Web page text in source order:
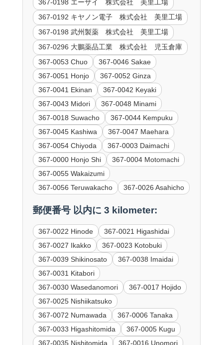
367-0198 エーザイ 株式会社 美里工場
367-0192 キヤノン電子 株式会社 美里工場
367-0198 武州製薬 株式会社 美里工場
367-0296 大鵬薬品工業 株式会社 児玉倉庫
367-0053 Chuo
367-0046 Sakae
367-0051 Honjo
367-0052 Ginza
367-0041 Ekinan
367-0042 Keyaki
367-0043 Midori
367-0048 Minami
367-0018 Suwacho
367-0044 Kempuku
367-0045 Kashiwa
367-0047 Maehara
367-0054 Chiyoda
367-0003 Daimachi
367-0000 Honjo Shi
367-0004 Motomachi
367-0055 Wakaizumi
367-0056 Teruwakacho
367-0026 Asahicho
郵便番号 以内に 3 kilometer:
367-0022 Hinode
367-0021 Higashidai
367-0027 Ikakko
367-0023 Kotobuki
367-0039 Shikinosato
367-0038 Imaidai
367-0031 Kitabori
367-0030 Wasedanomori
367-0017 Hojido
367-0025 Nishiikatsuko
367-0072 Numawada
367-0006 Tanaka
367-0033 Higashitomida
367-0005 Kugu
367-0035 Nishitomida
367-0016 Unomori